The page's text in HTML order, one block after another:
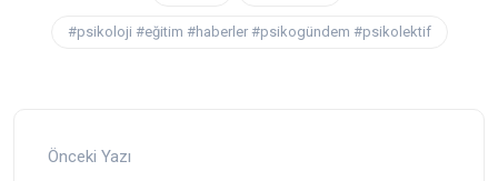
#psikoloji #eğitim #haberler #psikogündem #psikolektif
Önceki Yazı